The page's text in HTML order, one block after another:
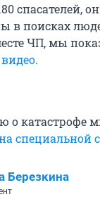
спасателей,
в поисках
ЧП, мы
катастрофе
специальной
Березкина